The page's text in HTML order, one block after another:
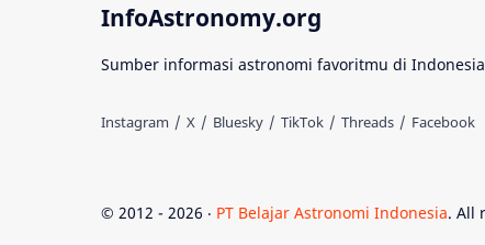
InfoAstronomy.org
Sumber informasi astronomi favoritmu di
© 2012 - 2026 ‧ PT Belajar Astronomi Indonesia. All